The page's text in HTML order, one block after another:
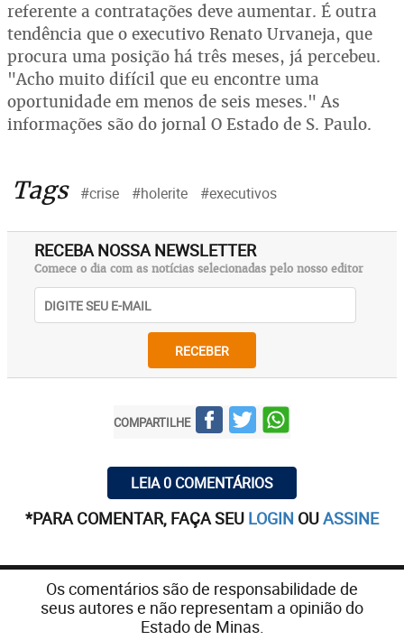
referente a contratações deve aumentar. É outra
tendência que o executivo Renato Urvaneja, que
procura uma posição há três meses, já percebeu.
"Acho muito difícil que eu encontre uma
oportunidade em menos de seis meses." As
informações são do jornal O Estado de S. Paulo.
Tags #crise #holerite #executivos
RECEBA NOSSA NEWSLETTER
Comece o dia com as notícias selecionadas pelo nosso editor
RECEBER
COMPARTILHE
LEIA 0 COMENTÁRIOS
*PARA COMENTAR, FAÇA SEU LOGIN OUASSINE
Os comentários são de responsabilidade de
seus autores e não representam a opinião do
Estado de Minas.